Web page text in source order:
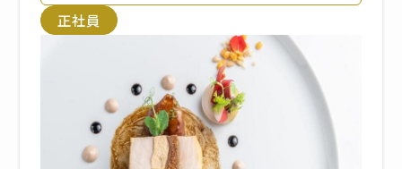
正社員